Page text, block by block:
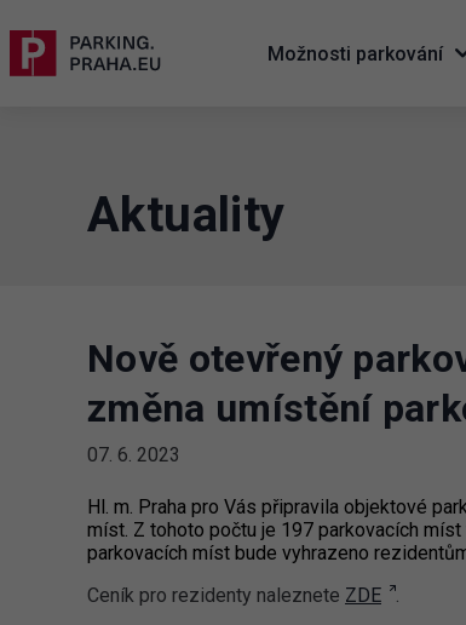
Možnosti parkování
Aktuality
Nově otevřený
změna umístění
07. 6. 2023
Hl. m. Praha pro Vás připravila objektové
míst. Z tohoto počtu je 197 parkovacích
parkovacích míst bude vyhrazeno
Ceník pro rezidenty naleznete ZDE
.